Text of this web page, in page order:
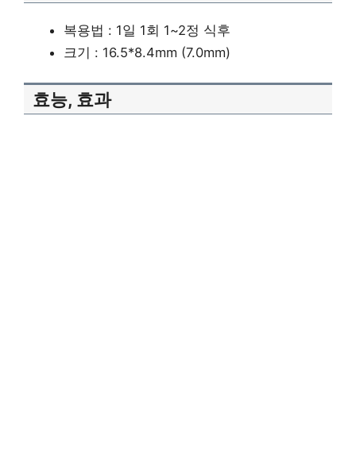
복용법 : 1일 1회 1~2정 식후
크기 : 16.5*8.4mm (7.0mm)
효능, 효과